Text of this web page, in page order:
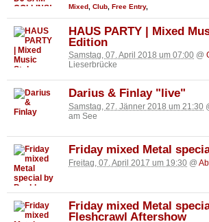
Mixed Club Free Entry,
HAUS PARTY | Mixed
Edition
Samstag, 07. April 2018 um 07:00 @
Lieserbrücke
Darius & Finlay "live"
Samstag, 27. Jänner 2018 um 21:30
am See
Friday mixed Metal
Freitag, 07. April 2017 um 19:30 @
Friday mixed Metal
Fleshcrawl Aftershow